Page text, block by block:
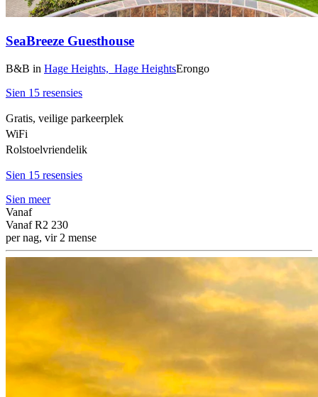
SeaBreeze Guesthouse
B&B in Hage Heights, Hage HeightsErongo
Sien 15 resensies
Gratis, veilige parkeerplek
WiFi
Rolstoelvriendelik
Sien 15 resensies
Sien meer
Vanaf
Vanaf R2 230
per nag, vir 2 mense